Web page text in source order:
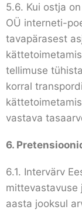
5.6. Kui ostja
OÜ interneti-
tavapärasest
tellimuse
korral
vastava
6.
6.1. Intervärv
mittevastavuse
aasta jooksul